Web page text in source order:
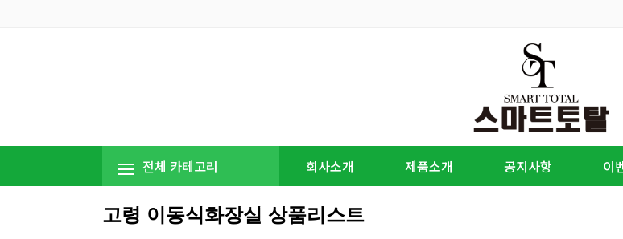
전체 카테고리 회사소개 제품소개 공지사항 이
고령 이동식화장실 상품리스트